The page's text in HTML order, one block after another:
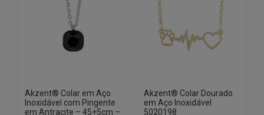
Akzent® Colar em Aço
Inoxidável com Pingente
em Antracite – 45+5cm –
Akzent® Colar Dourado
em Aço Inoxidável
5020198